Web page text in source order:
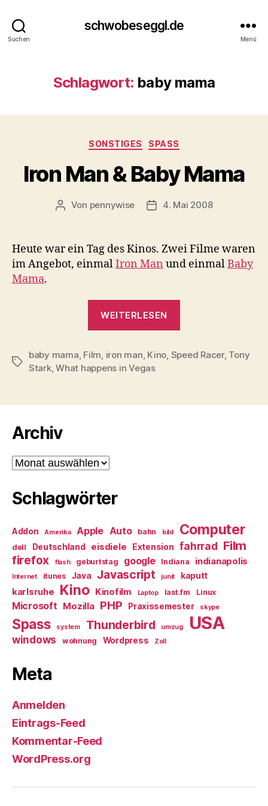
Suchen
schwobeseggl.de
Menü
Schlagwort: baby mama
Kategorien
SONSTIGES SPASS
Iron Man & Baby Mama
Beitragsautor
Von pennywise Veröffentlichungsdatum
4. Mai 2008
Heute war ein Tag des Kinos. Zwei Filme waren
im Angebot, einmalIron Man und einmalBaby
Mama.
WEITERLESEN
Baby
Schlagwörter
baby mama, Film, iron man, Kino, Speed Racer, Tony
Stark,What happens in Vegas
Archiv
Archiv
Schlagwörter
Addon Amerika Apple Auto bahn bild Computer
dell Deutschland eisdiele Extension fahrrad Film
firefox flash geburtstag google Indiana indianapolis
Internet itunes Java Javascript junit kaputt
karlsruhe Kino Kinofilm Laptop last.fm Linux
Microsoft Mozilla PHP Praxissemester skype
Spass system Thunderbird umzug USA
windows wohnung Wordpress Zoll
Meta
Anmelden
Eintrags-Feed
Kommentar-Feed
WordPress.org